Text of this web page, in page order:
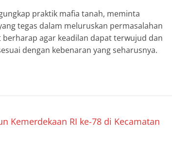
praktik mafia tanah, meminta
tegas dalam meluruskan permasalahan
berharap agar keadilan dapat terwujud dan
dengan kebenaran yang seharusnya.
Kemerdekaan RI ke-78 di Kecamatan